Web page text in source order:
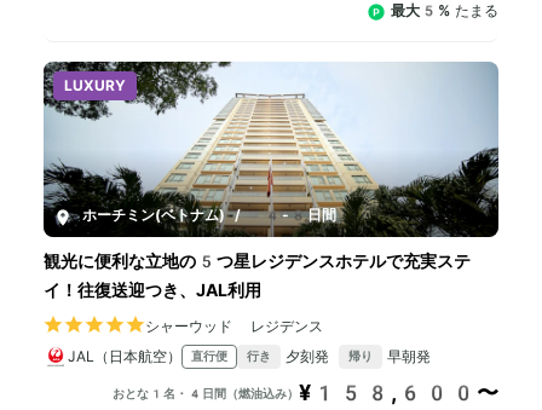
最大5% たまる
LUXURY
ホーチミン(ベトナム) / 4-8日間
観光に便利な立地の5つ星レジデンスホテルで充実ステ
イ！往復送迎つき、JAL利用
シャーウッド レジデンス
JAL（日本航空）
直行便 行き 夕刻発 帰り 早朝発
おとな1名・4日間（燃油込み） ¥158,600〜